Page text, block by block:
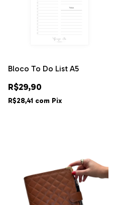
Bloco To Do List A5
R$29,90
R$28,41 com Pix